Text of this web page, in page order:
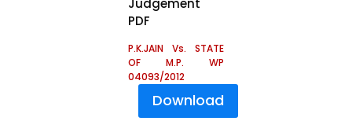
Judgement
PDF
P.K.JAIN Vs. STATE
OF M.P. WP
04093/2012
Download